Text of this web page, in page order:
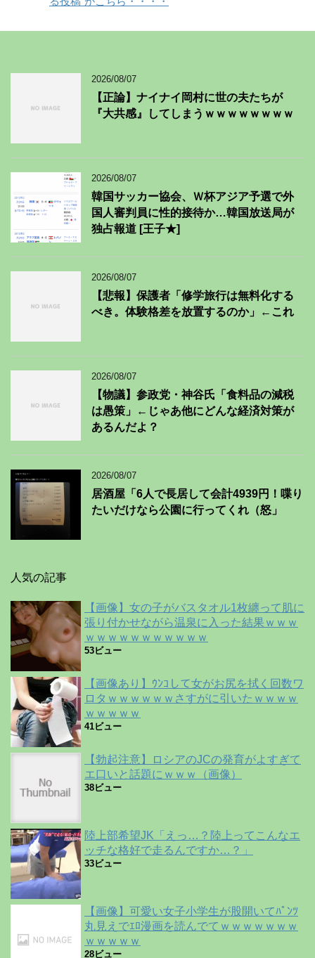
2026/08/07
【正論】ナイナイ岡村に世の夫たちが
『大共感』してしまうｗｗｗｗｗｗｗｗ
2026/08/07
韓国サッカー協会、Ｗ杯アジア予選で外
国人審判員に性的接待か…韓国放送局が
独占報道 [王子★]
2026/08/07
【悲報】保護者「修学旅行は無料化する
べき。体験格差を放置するのか」←これ
2026/08/07
【物議】参政党・神谷氏「食料品の減税
は愚策」←じゃあ他にどんな経済対策が
あるんだよ？
2026/08/07
居酒屋「6人で長居して会計4939円！喋り
たいだけなら公園に行ってくれ（怒」
人気の記事
【画像】女の子がバスタオル1枚纏って肌に
張り付かせながら温泉に入った結果ｗｗｗ
ｗｗｗｗｗｗｗｗｗｗｗ
53ビュー
【画像あり】ｳﾝｺして女がお尻を拭く回数ワ
ロタｗｗｗｗｗｗさすがに引いたｗｗｗｗ
ｗｗｗｗｗ
41ビュー
【勃起注意】ロシアのJCの発育がよすぎて
エ口いと話題にｗｗｗ（画像）
38ビュー
陸上部希望JK「えっ…？陸上ってこんなエ
ッチな格好で走るんですか…？」
33ビュー
【画像】可愛い女子小学生が股開いてﾊﾟﾝﾂ
丸見えでｴﾛ漫画を読んでてｗｗｗｗｗｗｗ
ｗｗｗｗｗ
28ビュー